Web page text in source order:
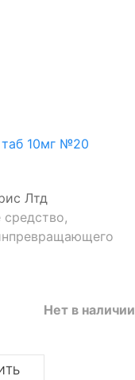
Лтд
Нет в наличии